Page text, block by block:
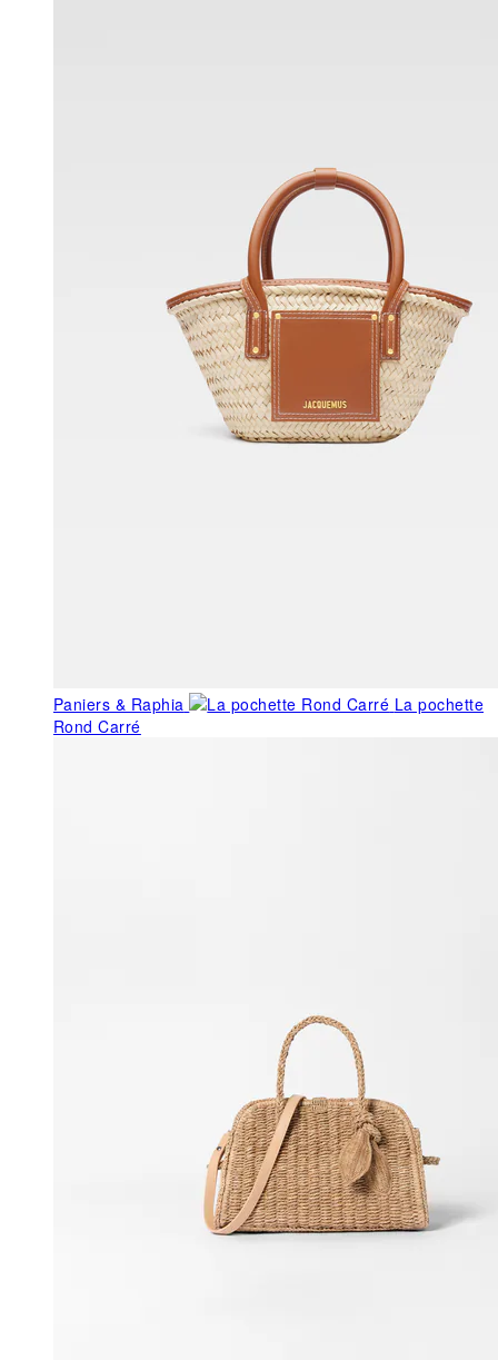
Paniers & Raphia
La pochette
Rond Carré